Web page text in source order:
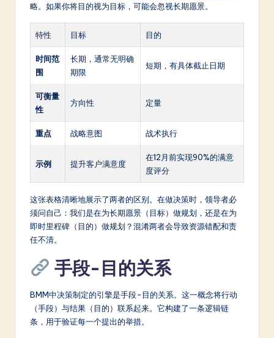
略。如果你将目的视为目标，可能会忽视长期愿景。
特性 目标 目的
时间范
围
长期，通常无明确
期限
短期，有具体截止日期
可衡量
性
方向性 定量
重点 战略意图 战术执行
示例 提升客户满意度
在12月前实现90%的满意
度评分
这张表格清晰地展示了两者的区别。在做决策时，领导者必
须问自己：我们是在为长期愿景（目标）做规划，还是在为
即时里程碑（目的）做规划？混淆两者会导致资源错配和责
任不清。
手段-目的关系
BMM中决策制定的引擎是手段-目的关系。这一概念将行动
（手段）与结果（目的）联系起来。它构建了一条逻辑链
条，用于验证每一个提出的举措。